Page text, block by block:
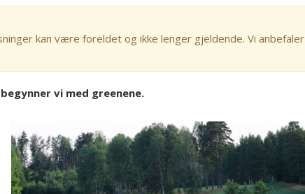
kan være foreldet og ikke lenger gjeldende. Vi anbefaler
vi med greenene.